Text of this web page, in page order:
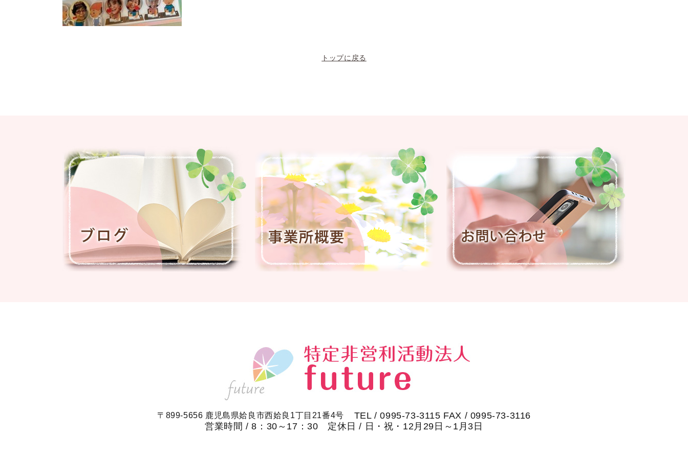
トップに戻る
〒899-5656 鹿児島県姶良市西姶良1丁目21番4号
TEL / 0995-73-3115 FAX / 0995-73-3116
営業時間 / 8：30～17：30 定休日 / 日・祝・12月29日～1月3日